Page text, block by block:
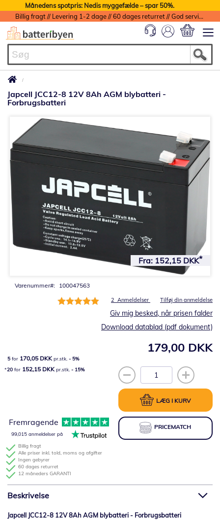
Månedens spotpris: Nedis myggefælde – spar 50%.
Billig fragt // Levering 1-2 dage // 60 dages returret // God service med garanti
Japcell JCC12-8 12V 8Ah AGM blybatteri -
Forbrugsbatteri
Varenummer 100047563
Bedømmelse:
2 Anmeldelser Tilføj din anmeldelse
179,00 DKK
Giv mig besked, når prisen falder
LÆG I KURV
PRICEMATCH
5 for 170,05 DKK pr.stk.- 5%
20 for 152,15 DKK pr.stk.- 15%
Billig fragt
Alle priser inkl. told, moms og afgifter
Ingen gebyrer
60 dages returret
12 måneders GARANTI
Fremragende
99,015 anmeldelser på
Download datablad (pdf dokument)
slutningen
af
billedgalleriet
Fra: 152,15 DKK
Gå
Beskrivelse
Japcell JCC12-8 12V 8Ah AGM blybatteri - Forbrugsbatteri